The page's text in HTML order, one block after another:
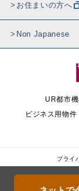
お住まいの方へ
Non Japanese
UR都市
ビジネス用物件
プライ